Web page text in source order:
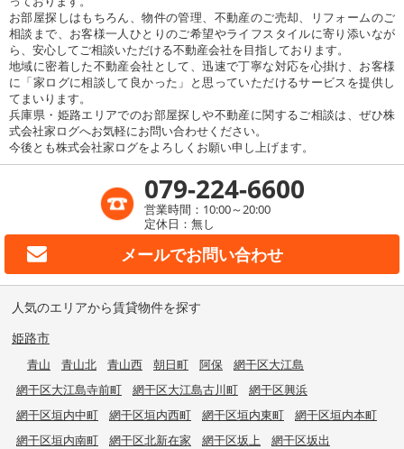
お部屋探しはもちろん、物件の管理、不動産のご売却、リフォームのご
相談まで、お客様一人ひとりのご希望やライフスタイルに寄り添いなが
ら、安心してご相談いただける不動産会社を目指しております。
地域に密着した不動産会社として、迅速で丁寧な対応を心掛け、お客様
に「家ログに相談して良かった」と思っていただけるサービスを提供し
てまいります。
兵庫県・姫路エリアでのお部屋探しや不動産に関するご相談は、ぜひ株
式会社家ログへお気軽にお問い合わせください。
今後とも株式会社家ログをよろしくお願い申し上げます。
079-224-6600
営業時間：10:00～20:00
定休日：無し
メールでお問い合わせ
人気のエリアから賃貸物件を探す
姫路市
青山 青山北 青山西 朝日町 阿保
網干区大江島
網干区大江島寺前町
網干区大江島古川町
網干区興浜
網干区垣内中町
網干区垣内西町 網干区垣内東町
網干区垣内本町
網干区垣内南町
網干区北新在家 網干区坂上
網干区坂出